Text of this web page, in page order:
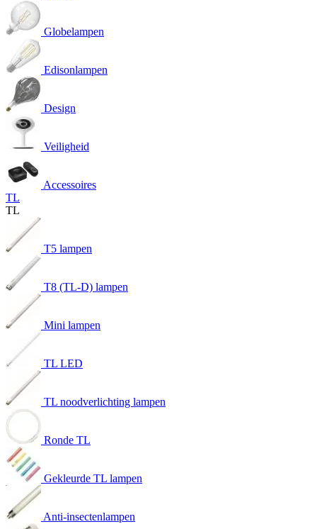
Globelampen
Edisonlampen
Design
Veiligheid
Accessoires
TL
TL
T5 lampen
T8 (TL-D) lampen
Mini lampen
TL LED
TL noodverlichting lampen
Ronde TL
Gekleurde TL lampen
Anti-insectenlampen